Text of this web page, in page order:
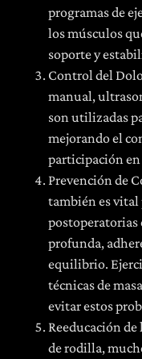
programas de
los músculos
soporte y
Control del
manual,
son utilizadas
mejorando el
participación
Prevención de
también es vital
postoperatorias
profunda,
equilibrio.
técnicas de
evitar estos
Reeducación
de rodilla,